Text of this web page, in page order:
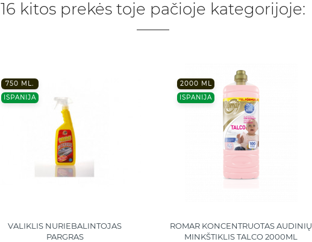
16 kitos prekės toje pačioje kategorijoje:
750 ML.
ISPANIJA
VALIKLIS NURIEBALINTOJAS
PARGRAS
2000 ML
ISPANIJA
ROMAR KONCENTRUOTAS AUDINIŲ
MINKŠTIKLIS TALCO 2000ML